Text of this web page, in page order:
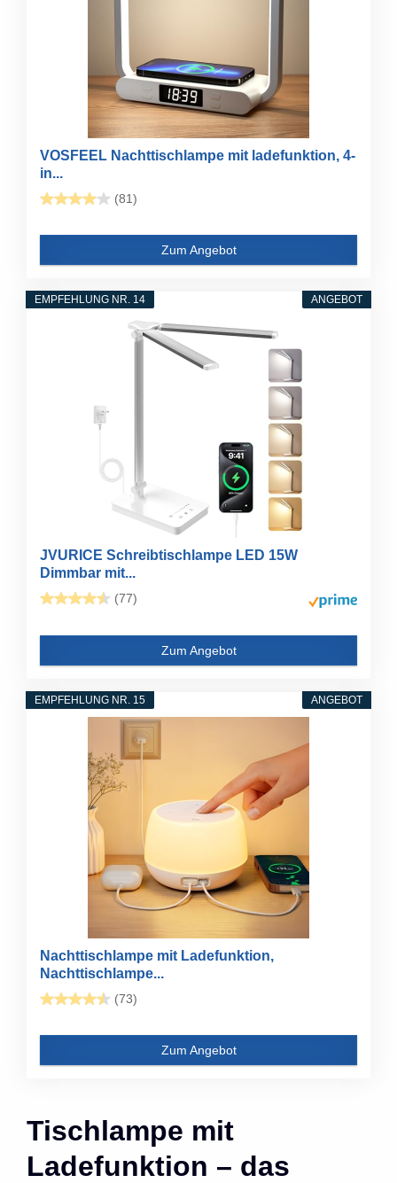
VOSFEEL Nachttischlampe mit ladefunktion, 4-
in...
(81)
Zum Angebot
ANGEBOT
EMPFEHLUNG NR. 14
JVURICE Schreibtischlampe LED 15W
Dimmbar mit...
(77)
Zum Angebot
ANGEBOT
EMPFEHLUNG NR. 15
Nachttischlampe mit Ladefunktion,
Nachttischlampe...
(73)
Zum Angebot
Tischlampe mit
Ladefunktion – das